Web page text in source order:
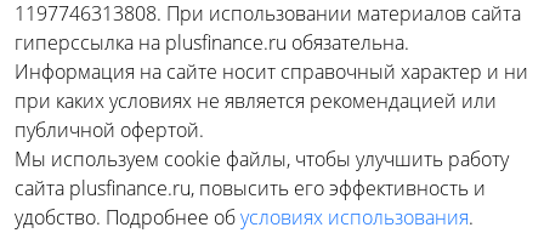
1197746313808. При использовании материалов сайта
гиперссылка на plusfinance.ru обязательна.
Информация на сайте носит справочный характер и ни
при каких условиях не является рекомендацией или
публичной офертой.
Мы используем cookie файлы, чтобы улучшить работу
сайта plusfinance.ru, повысить его эффективность и
удобство. Подробнее обусловиях использования.